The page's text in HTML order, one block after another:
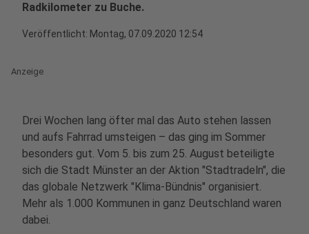
Radkilometer zu Buche.
Veröffentlicht: Montag, 07.09.2020 12:54
Anzeige
Drei Wochen lang öfter mal das Auto stehen lassen
und aufs Fahrrad umsteigen – das ging im Sommer
besonders gut. Vom 5. bis zum 25. August beteiligte
sich die Stadt Münster an der Aktion "Stadtradeln", die
das globale Netzwerk "Klima-Bündnis" organisiert.
Mehr als 1.000 Kommunen in ganz Deutschland waren
dabei.